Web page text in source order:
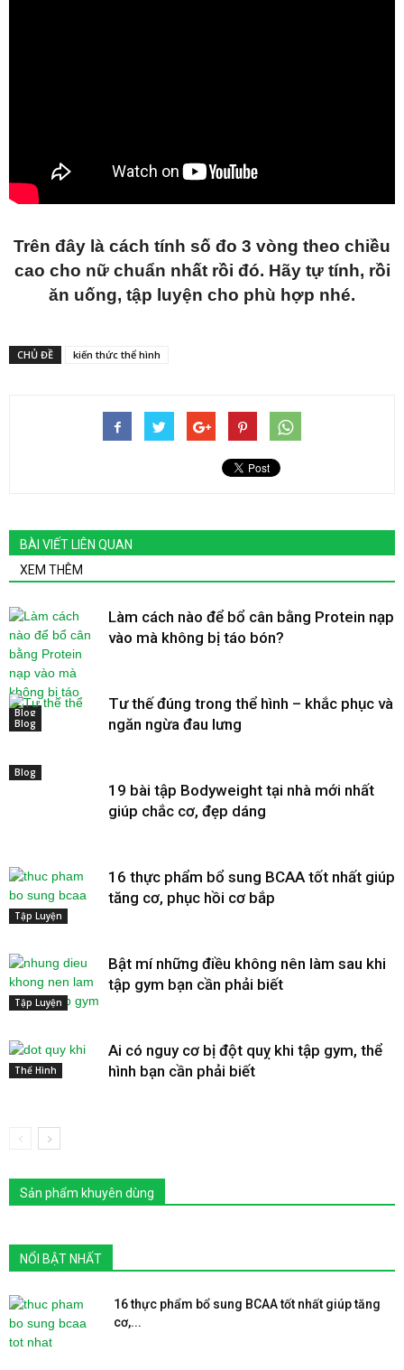
Trên đây là cách tính số đo 3 vòng theo chiều
cao cho nữ chuẩn nhất rồi đó. Hãy tự tính, rồi
ăn uống, tập luyện cho phù hợp nhé.
CHỦ ĐỀ kiến thức thể hình
BÀI VIẾT LIÊN QUAN
XEM THÊM
Blog
Làm cách nào để bổ cân bằng Protein nạp
vào mà không bị táo bón?
Blog
Tư thế đúng trong thể hình – khắc phục và
ngăn ngừa đau lưng
Blog
19 bài tập Bodyweight tại nhà mới nhất
giúp chắc cơ, đẹp dáng
Tập Luyện
16 thực phẩm bổ sung BCAA tốt nhất giúp
tăng cơ, phục hồi cơ bắp
Tập Luyện
Bật mí những điều không nên làm sau khi
tập gym bạn cần phải biết
Thể Hình
Ai có nguy cơ bị đột quỵ khi tập gym, thể
hình bạn cần phải biết
Sản phẩm khuyên dùng
NỔI BẬT NHẤT
16 thực phẩm bổ sung BCAA tốt nhất giúp tăng
cơ,...